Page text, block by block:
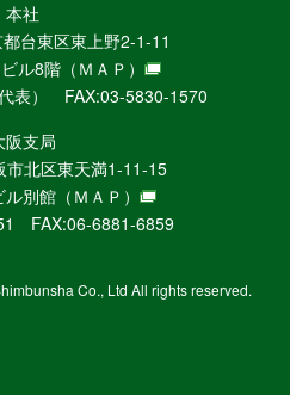
産
業
新
聞
社
ニ
ュ
ー
WEB
本社
台東区東上野2-1-11
ル8階 （ＭＡＰ）
表） FAX:03-5830-1570
阪支局
市北区東天満1-11-15
ル別館 （ＭＡＰ）
FAX:06-6881-6859
Co., Ltd All rights reserved.